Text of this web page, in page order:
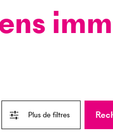
Plus de filtres